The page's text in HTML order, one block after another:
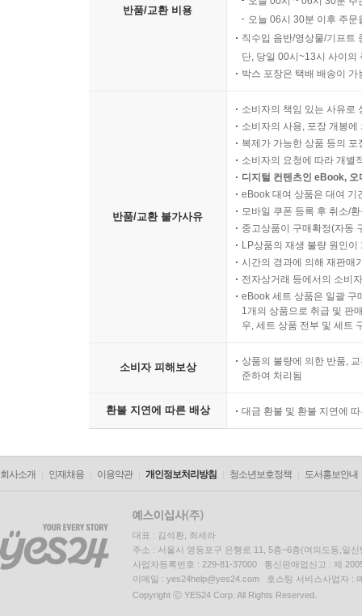
반품/교환 비용
오늘 06시 30분 이후 주
직수입 음반/영상물/기프트
단, 당일 00시~13시 사이의
박스 포장은 택배 배송이
반품/교환 불가사유
소비자의 책임 있는 사유로
소비자의 사용, 포장 개봉
복제가 가능한 상품 등의
소비자의 요청에 따라 개별
디지털 컨텐츠인 eBook,
eBook 대여 상품은 대여 기
모바일 쿠폰 등록 후 취소/
중고상품이 구매확정(자동
LP상품의 재생 불량 원인
시간의 경과에 의해 재판매
전자상거래 등에서의 소비
eBook 세트 상품은 일괄 구
1개의 상품으로 취급 및 판
우, 세트 상품 전부 및 세트
소비자 피해보상
상품의 불량에 의한 반품,
준하여 처리됨
환불 지연에 따른 배상 대금 환불 및 환불 지연에
회사소개 인재채용 이용약관 개인정보처리방침 청소년보호정책 도서홍보안내
대표 : 김석환, 최세라
주소 : 서울시 영등포구 은행로 11, 5층~6층(여의도동,일신
사업자등록번호 : 229-81-37000 통신판매업신고 : 제
이메일 : yes24help@yes24.com 호스팅 서비스사업자 :
Copyright ⓒ YES24 Corp. All Rights Reserved.